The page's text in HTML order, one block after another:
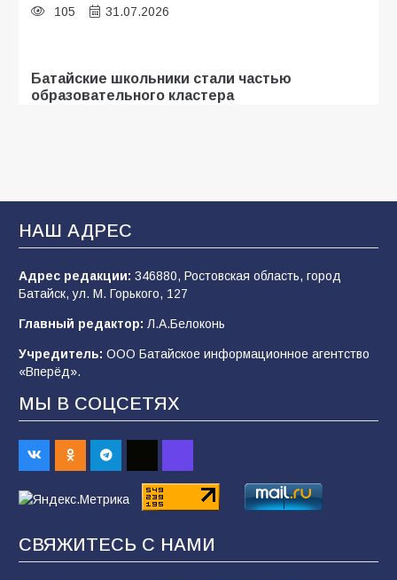
105 31.07.2026
Батайские школьники стали частью
образовательного кластера
деле происходит в армии России в августе
2026 года
99 03.08.2026
В Батайске продолжаются дорожные работы
«Пургу нести — не поля переходить»: почему
заявления о мобилизации — это
пропагандистский вброс
84 01.08.2026
заявления Киева о мобилизации — это
отчаяние, а не разведка
НАШ АДРЕС
Адрес редакции: 346880, Ростовская область, город
Батайск, ул. М. Горького, 127
Главный редактор: Л.А.Белоконь
Учредитель: ООО Батайское информационное агентство
«Вперёд».
МЫ В СОЦСЕТЯХ
СВЯЖИТЕСЬ С НАМИ